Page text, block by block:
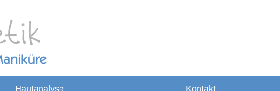
Hautanalyse Kontakt